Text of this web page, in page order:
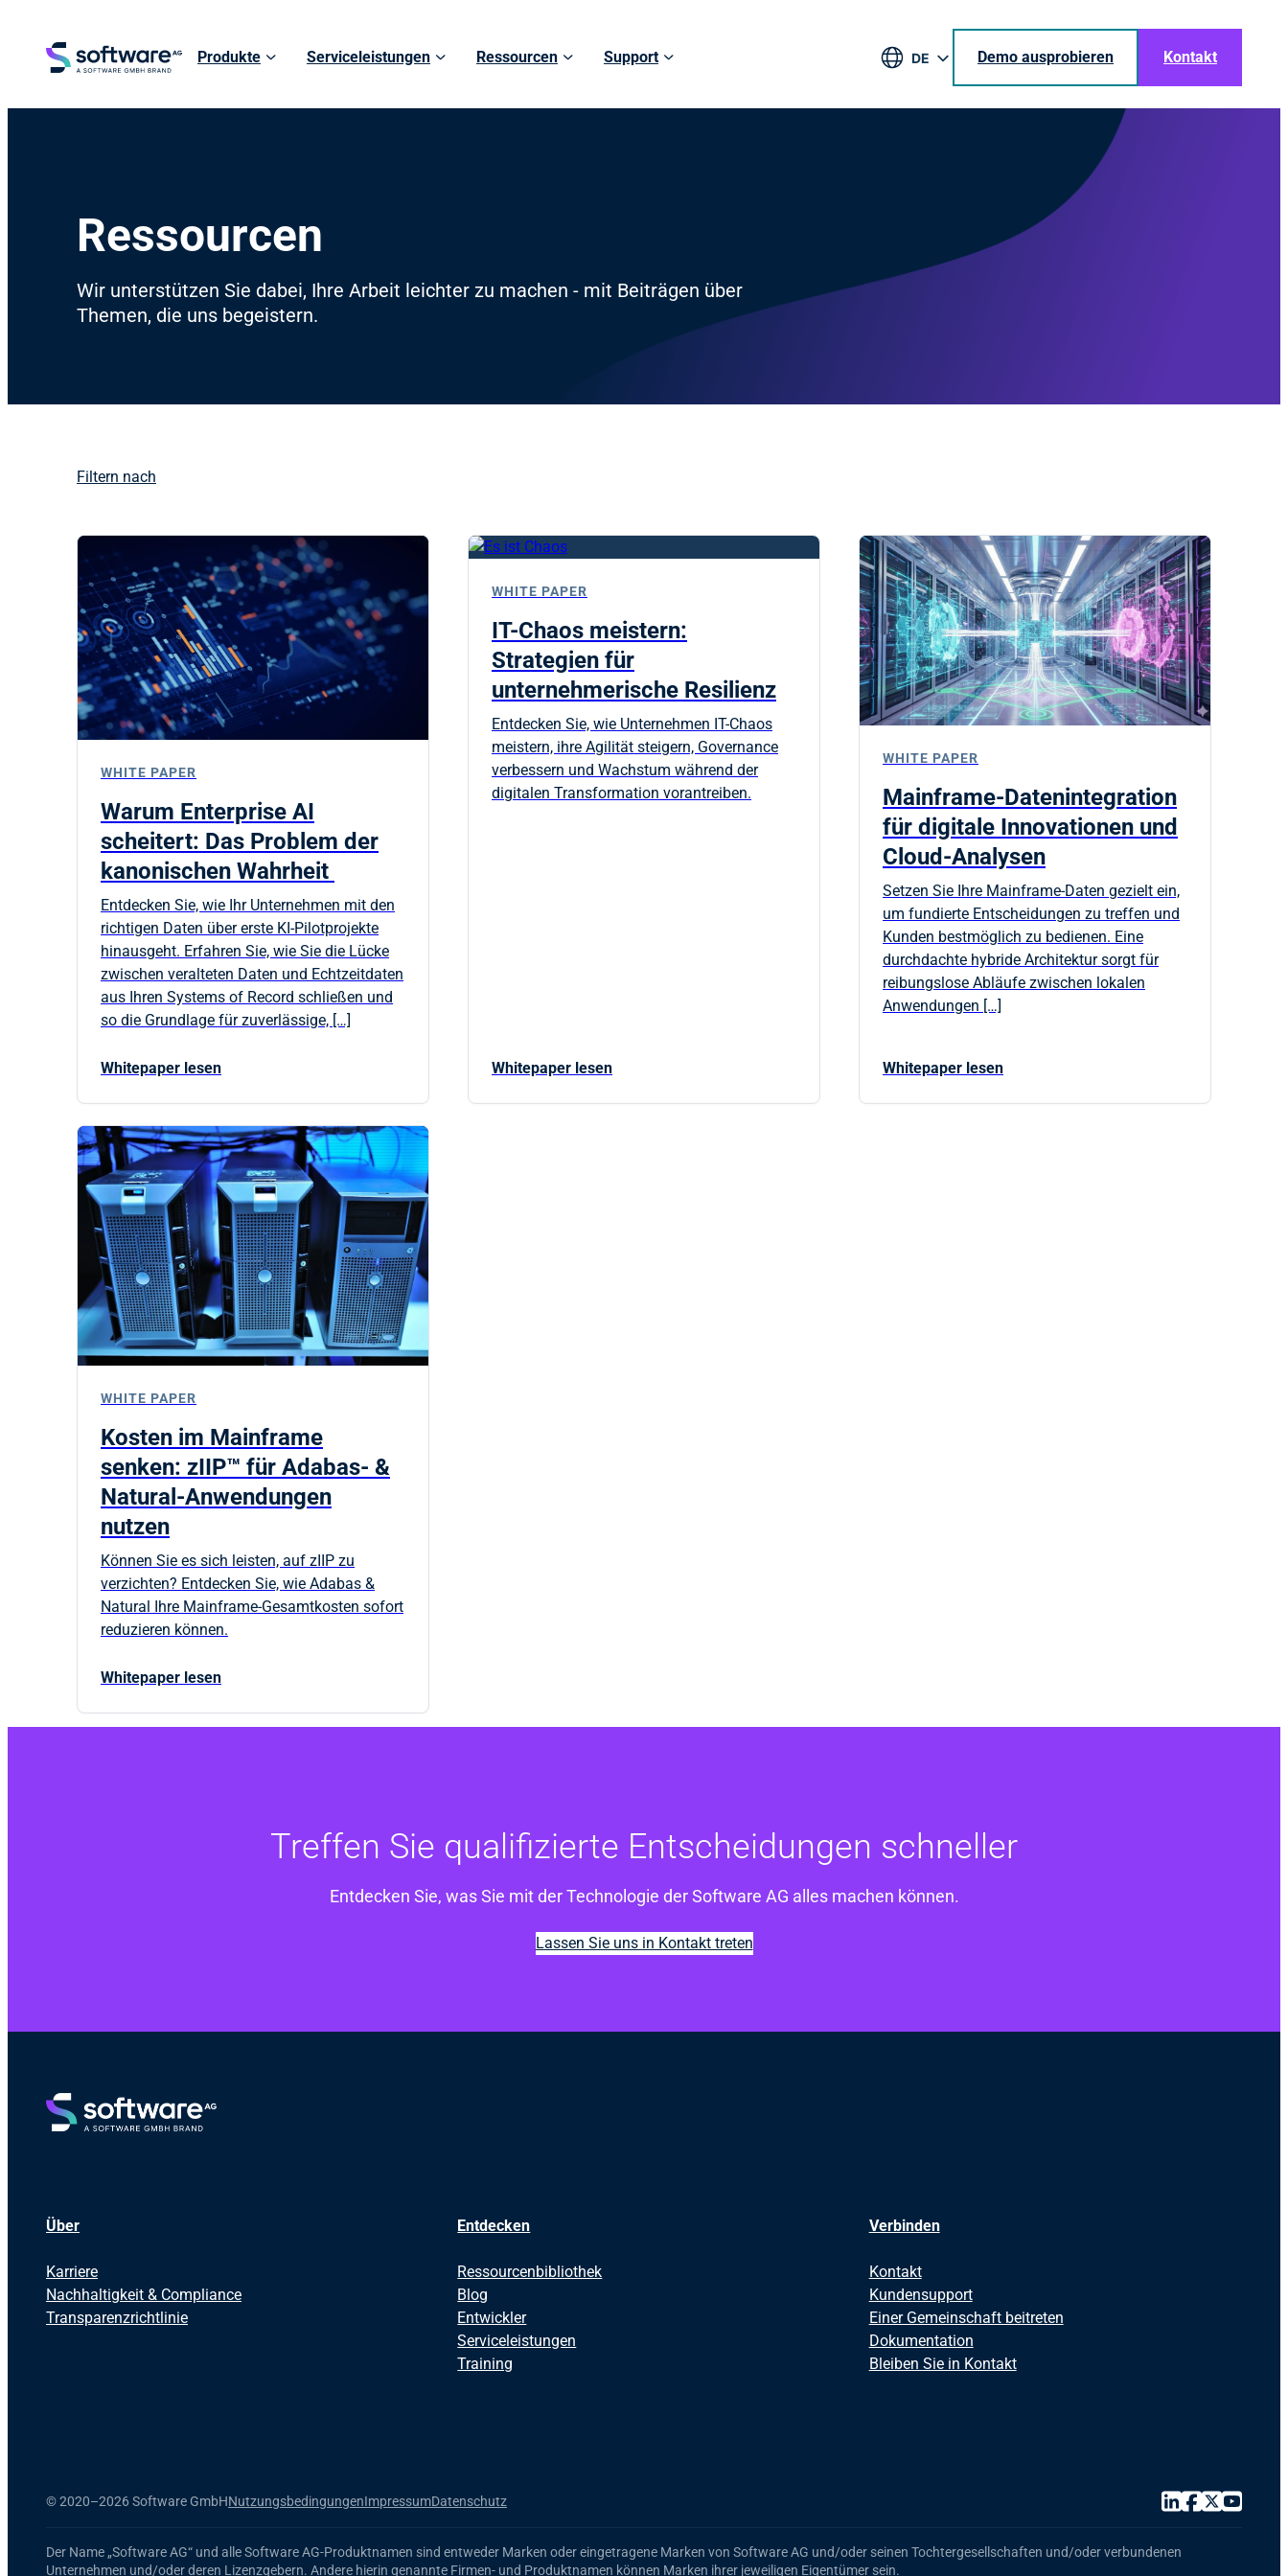
Produkte Serviceleistungen Ressourcen Support
DE
BR
Demo ausprobieren Kontakt
Ressourcen
Wir unterstützen Sie dabei, Ihre Arbeit leichter zu machen - mit Beiträgen über
Themen, die uns begeistern.
Filtern nach
WHITE PAPER
Warum Enterprise AI
scheitert: Das Problem der
kanonischen Wahrheit
Entdecken Sie, wie Ihr Unternehmen mit den
richtigen Daten über erste KI-Pilotprojekte
hinausgeht. Erfahren Sie, wie Sie die Lücke
zwischen veralteten Daten und Echtzeitdaten
aus Ihren Systems of Record schließen und
so die Grundlage für zuverlässige, […]
Whitepaper lesen
WHITE PAPER
IT-Chaos meistern:
Strategien für
unternehmerische Resilienz
Entdecken Sie, wie Unternehmen IT-Chaos
meistern, ihre Agilität steigern, Governance
verbessern und Wachstum während der
digitalen Transformation vorantreiben.
Whitepaper lesen
WHITE PAPER
Mainframe-Datenintegration
für digitale Innovationen und
Cloud-Analysen
Setzen Sie Ihre Mainframe-Daten gezielt ein,
um fundierte Entscheidungen zu treffen und
Kunden bestmöglich zu bedienen. Eine
durchdachte hybride Architektur sorgt für
reibungslose Abläufe zwischen lokalen
Anwendungen […]
Whitepaper lesen
WHITE PAPER
Kosten im Mainframe
senken: zIIP™ für Adabas- &
Natural-Anwendungen
nutzen
Können Sie es sich leisten, auf zIIP zu
verzichten? Entdecken Sie, wie Adabas &
Natural Ihre Mainframe-Gesamtkosten sofort
reduzieren können.
Whitepaper lesen
Treffen Sie qualifizierte Entscheidungen schneller
Entdecken Sie, was Sie mit der Technologie der Software AG alles machen können.
Lassen Sie uns in Kontakt treten
Über
Karriere
Nachhaltigkeit & Compliance
Transparenzrichtlinie
Entdecken
Ressourcenbibliothek
Blog
Entwickler
Serviceleistungen
Training
Verbinden
Kontakt
Kundensupport
Einer Gemeinschaft beitreten
Dokumentation
Bleiben Sie in Kontakt
©2020–2026 Software GmbHNutzungsbedingungenImpressumDatenschutz
Der Name „Software AG“ und alleSoftware AG-Produktnamen sind entweder Marken oder eingetragene Marken von Software AG und/oder seinen Tochtergesellschaften und/oder verbundenen
Unternehmen und/oder deren Lizenzgebern. Andere hierin genannte Firmen- und Produktnamen können Marken ihrer jeweiligen Eigentümer sein.